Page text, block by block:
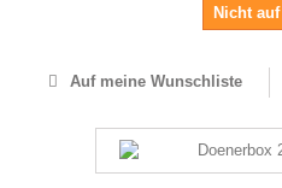
Nicht
Auf meine Wunschliste